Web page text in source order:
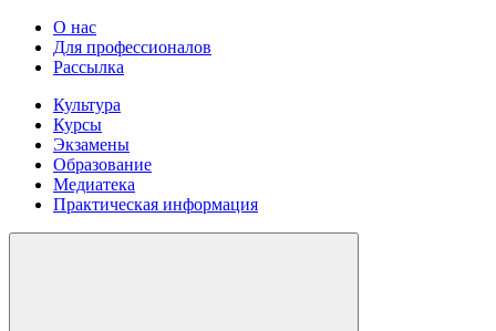
О нас
Для профессионалов
Рассылка
Культура
Курсы
Экзамены
Образование
Медиатека
Практическая информация